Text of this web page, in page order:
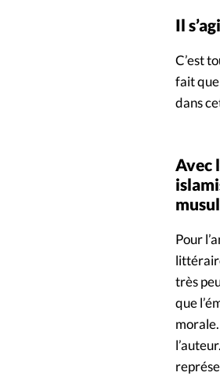
Il
C’est
fait que
dans
Avec
Pour
très
que